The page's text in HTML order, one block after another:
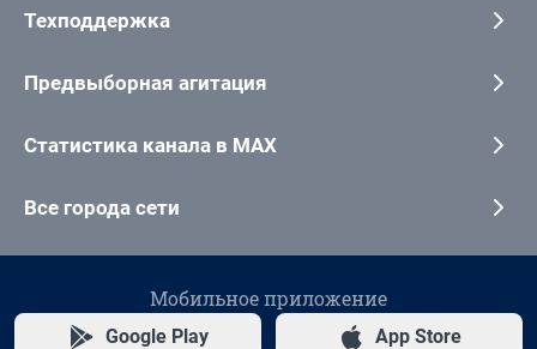
Техподдержка
Предвыборная агитация
Статистика канала в MAX
Все города сети
Мобильное приложение
Google Play App Store